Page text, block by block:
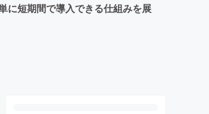
に短期間で導入できる仕組みを展